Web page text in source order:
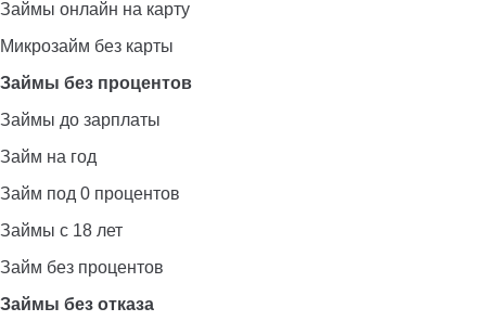
Займы онлайн на карту
Микрозайм без карты
Займы без процентов
Займы до зарплаты
Займ на год
Займ под 0 процентов
Займы с 18 лет
Займ без процентов
Займы без отказа